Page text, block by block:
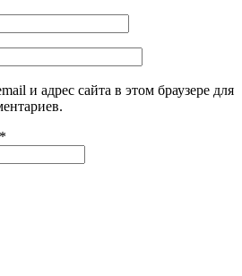
и адрес сайта в этом браузере для
*